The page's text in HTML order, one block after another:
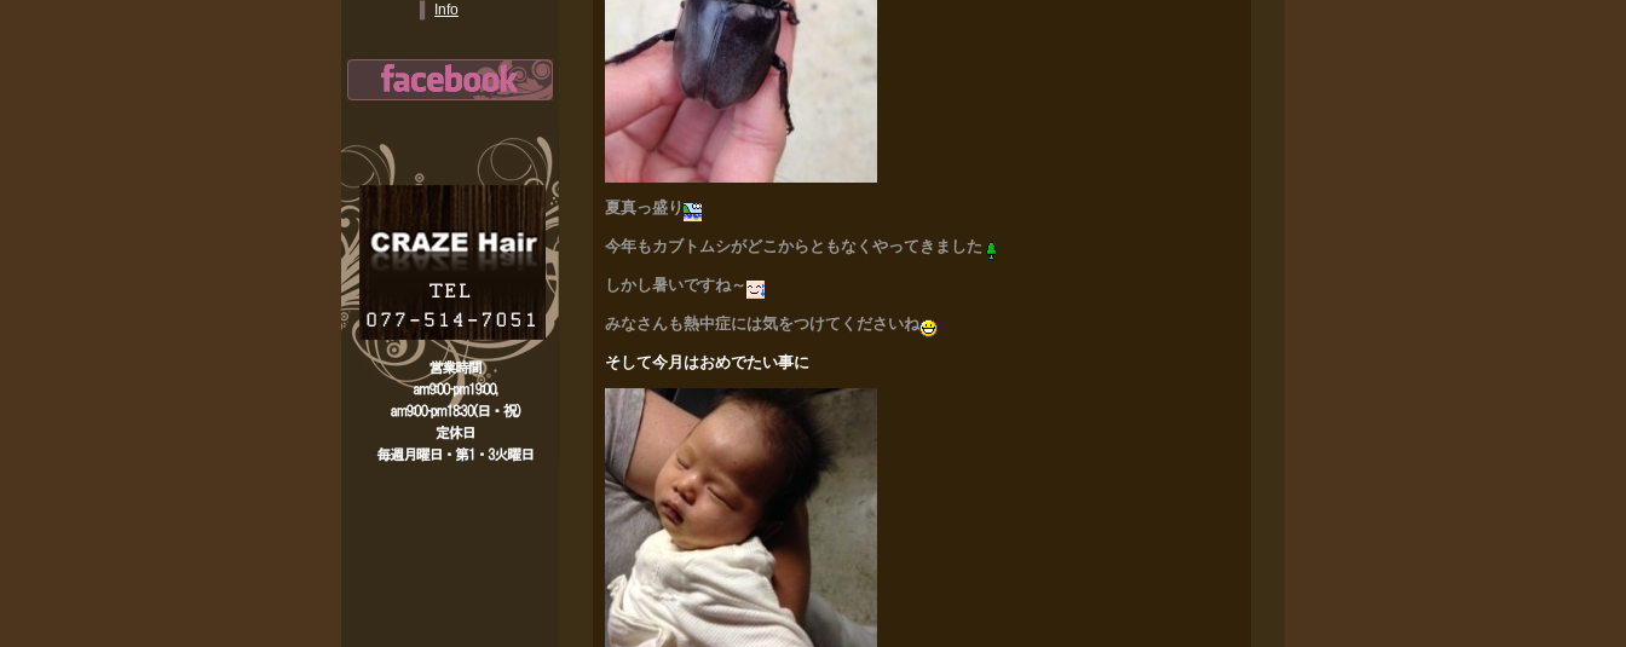
Info
夏真っ盛り
今年もカブトムシがどこからともなくやってきました
しかし暑いですね～
みなさんも熱中症には気をつけてくださいね
そして今月はおめでたい事に